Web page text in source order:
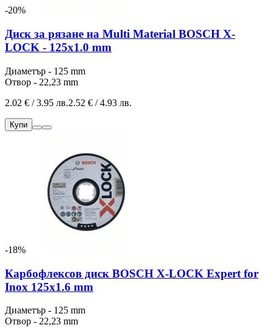
-20%
Диск за рязане на Multi Material BOSCH X-
LOCK - 125x1.0 mm
Диаметър - 125 mm
Отвор - 22,23 mm
2.02 € / 3.95 лв.2.52 € / 4.93 лв.
Купи
-18%
Карбофлексов диск BOSCH X-LOCK Expert for
Inox 125x1.6 mm
Диаметър - 125 mm
Отвор - 22,23 mm